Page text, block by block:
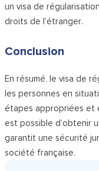
un visa de
droits de l’étranger.
Conclusion
En résumé, le visa de
les personnes en
étapes appropriées et
est possible d’obtenir
garantit une sécurité
société française.